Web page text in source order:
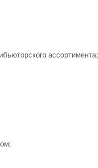
ассортимента;